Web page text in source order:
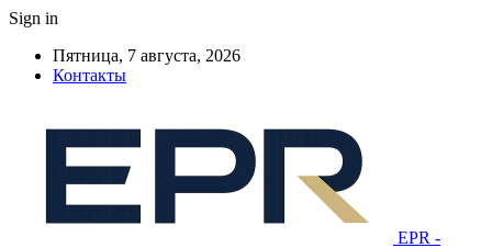
Sign in
Пятница, 7 августа, 2026
Контакты
EPR -